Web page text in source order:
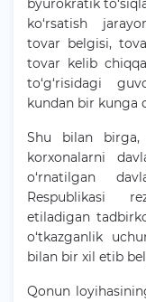
byurokratik
ko‘rsatish
tovar belgisi,
tovar kelib
to‘g‘risidagi
kundan bir kunga
Shu bilan birga,
korxonalarni
o‘rnatilgan
Respublikasi
etiladigan
o‘tkazganlik
bilan bir xil etib
Qonun